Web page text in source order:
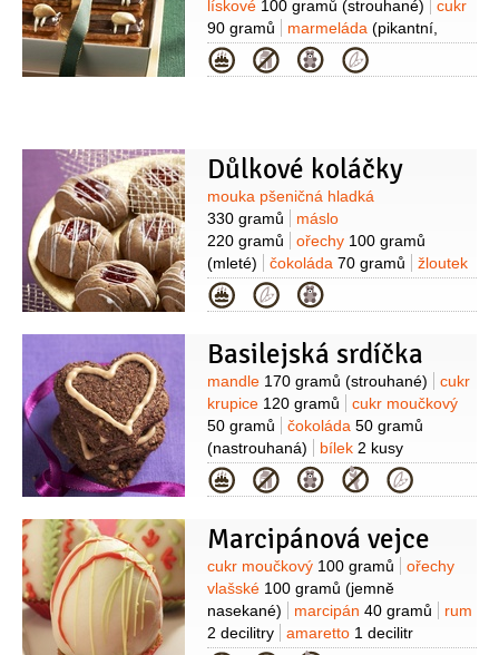
lískové 100 gramů (strouhané)
cukr
90 gramů
marmeláda (pikantní,
výborná je domácí
meruňková)
poleva(kakaová nebo
na ozdobení)
Kategorie
Důlkové koláčky
Suroviny
mouka pšeničná hladká
330 gramů
máslo
220 gramů
ořechy 100 gramů
(mleté)
čokoláda 70 gramů
žloutek
2 kusy
cukr vanilkový
1 špetka
zavařenina rybízová(na
Kategorie
Basilejská srdíčka
Suroviny
mandle 170 gramů (strouhané)
cukr
krupice 120 gramů
cukr moučkový
50 gramů
čokoláda 50 gramů
(nastrouhaná)
bílek 2 kusy
(menší)
kakao1 lžíce
skořice
1/2lžičky (mletá) hřebíček1/3lžičky
na ozdobení)
Kategorie
Marcipánová vejce
Suroviny
cukr moučkový 100 gramů
ořechy
vlašské 100 gramů (jemně
nasekané)
marcipán 40 gramů
rum
2 decilitry
amaretto 1 decilitr